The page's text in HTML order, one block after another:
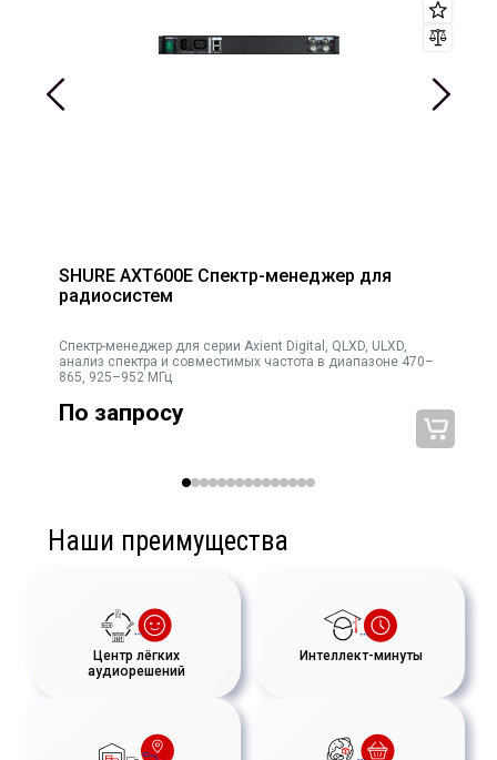
SHURE AXT600E Спектр-менеджер для
радиосистем
Спектр-менеджер для серии Axient Digital, QLXD, ULXD,
анализ спектра и совместимых частота в диапазоне 470–
865, 925–952 МГц
По запросу
Наши преимущества
Центр лёгких
аудиорешений
Интеллект-минуты